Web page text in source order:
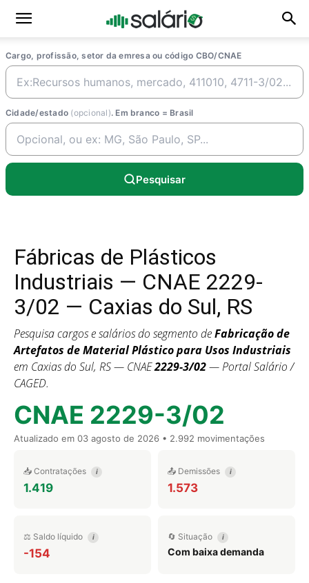
Cargo, profissão, setor da emresa ou código CBO/CNAE
Cidade/estado (opcional). Em branco = Brasil
Pesquisar
Fábricas de Plásticos
Industriais — CNAE 2229-
3/02 — Caxias do Sul, RS
Pesquisa cargos e salários do segmento deFabricação de
Artefatos de Material Plástico para Usos Industriais
em Caxias do Sul, RS — CNAE2229-3/02— Portal Salário /
CAGED.
CNAE 2229-3/02
Atualizado em 03 agosto de 2026 • 2.992 movimentações
📥 Contratações i
1.419
📤 Demissões i
1.573
⚖️ Saldo líquido i
-154
🔄 Situação i
Com baixa demanda